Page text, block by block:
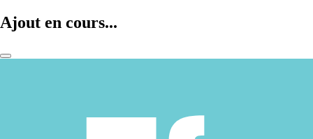
Ajout en cours...